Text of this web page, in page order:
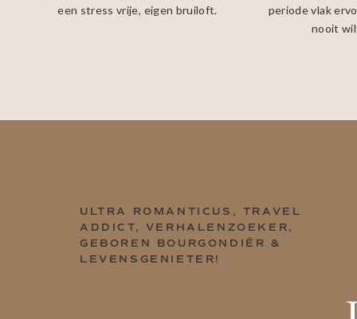
een stress vrije, eigen bruiloft.
periode vlak
nooit
ULTRA ROMANTICUS, TRAVEL
ADDICT, VERHALENZOEKER,
GEBOREN BOURGONDIËR &
LEVENSGENIETER!